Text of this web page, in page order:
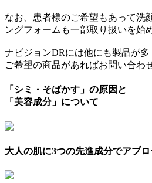
なお、患者様のご希望もあって洗
ングフォームも一部取り扱いを始
ナビジョンDRには他にも製品が多
ご希望の商品があればお問い合わ
「シミ・そばかす」の原因と
「美容成分」について
大人の肌に3つの先進成分でアプ